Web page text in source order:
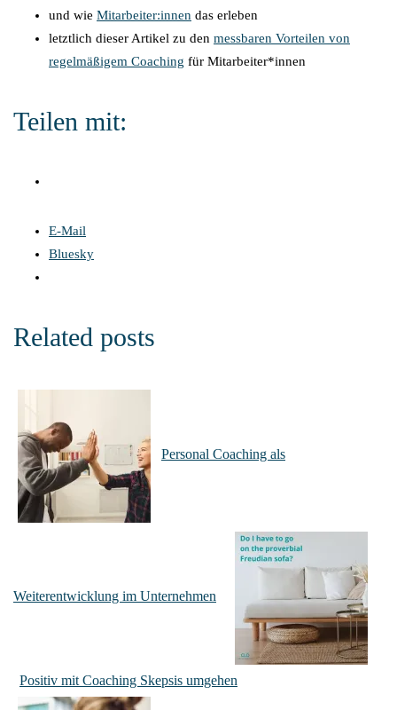
und wie Mitarbeiter:innen das erleben
letztlich dieser Artikel zu den messbaren Vorteilen von
regelmäßigem Coaching für Mitarbeiter*innen
Teilen mit:
E-Mail
Bluesky
Related posts
Personal Coaching als
Weiterentwicklung im Unternehmen
Positiv mit Coaching Skepsis umgehen